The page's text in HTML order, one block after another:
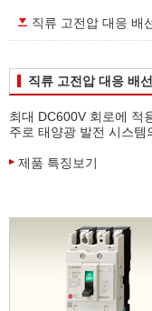
직류 고전압 대응 배
직류 고전압 대응 배
최대 DC600V 회로에 적
주로 태양광 발전 시스템
제품 특징보기